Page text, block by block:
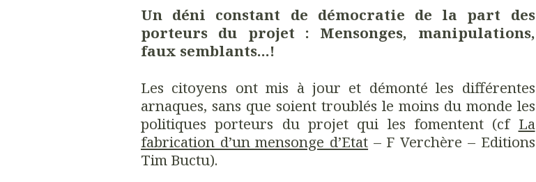
Un déni constant de démocratie de la part des
porteurs du projet : Mensonges, manipulations,
faux semblants...!
Les citoyens ont mis à jour et démonté les différentes
arnaques, sans que soient troublés le moins du monde les
politiques porteurs du projet qui les fomentent (cf La
fabrication d’un mensonge d’Etat – F Verchère – Editions
Tim Buctu).